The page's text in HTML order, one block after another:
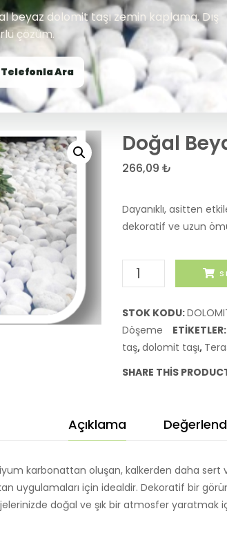
beyaz dolomit taşı zemin kaplama. Dış
çözüm.
Telefonla Ara
Doğal
266,09 ₺
Dayanıklı, asitten
dekoratif ve uzun
Doğal
Beyaz
Taşı
Zemin
Kaplama
adet
STOK KODU:
Döşeme
ETIKETLER:
taş,dolomit taşı,
SHARE THIS
Açıklama
karbonattan oluşan, kalkerden daha sert
uygulamaları için idealdir. Dekoratif bir
doğal ve şık bir atmosfer